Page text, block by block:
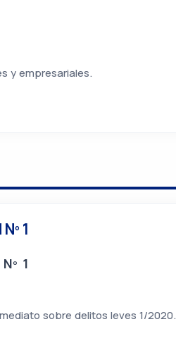
y empresariales.
1
1
sobre delitos leves 1/2020.